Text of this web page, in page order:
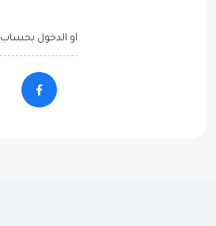
او الدخول بحساب